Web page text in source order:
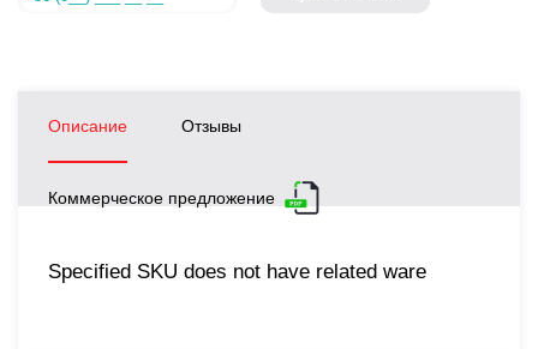
Описание Отзывы
Коммерческое предложение
Specified SKU does not have related ware